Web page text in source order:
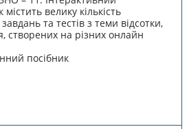
велику кількість
та тестів з теми відсотки,
створених на різних онлайн
посібник
розрахунки